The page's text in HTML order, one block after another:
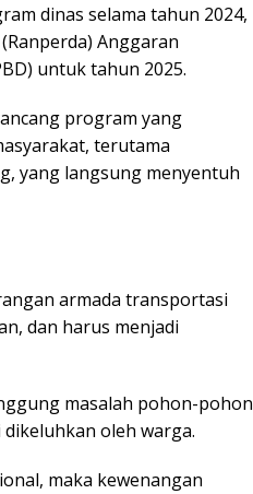
dinas selama tahun 2024,
Anggaran
untuk tahun 2025.
program yang
terutama
yang langsung menyentuh
armada transportasi
dan harus menjadi
masalah pohon-pohon
oleh warga.
maka kewenangan